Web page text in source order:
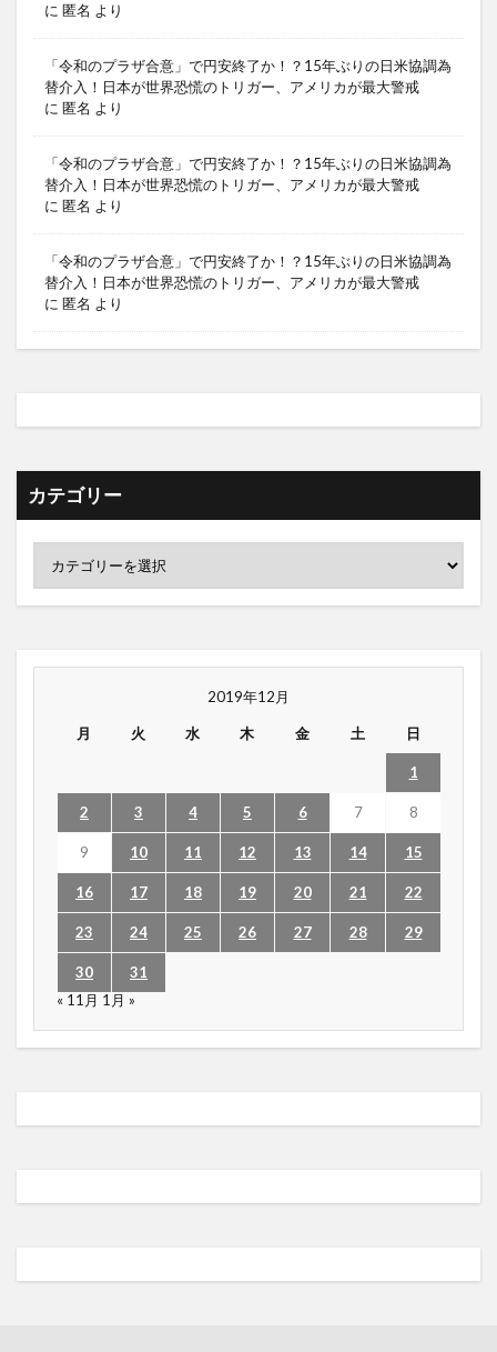
に 匿名 より
「令和のプラザ合意」で円安終了か！？15年ぶりの日米協調為
替介入！日本が世界恐慌のトリガー、アメリカが最大警戒
に 匿名 より
「令和のプラザ合意」で円安終了か！？15年ぶりの日米協調為
替介入！日本が世界恐慌のトリガー、アメリカが最大警戒
に 匿名 より
「令和のプラザ合意」で円安終了か！？15年ぶりの日米協調為
替介入！日本が世界恐慌のトリガー、アメリカが最大警戒
に 匿名 より
カテゴリー
2019年12月
月 火 水 木 金 土 日
1
2 3 4 5 6 7 8
9 10 11 12 13 14 15
16 17 18 19 20 21 22
23 24 25 26 27 28 29
30
31
« 11月 1月 »